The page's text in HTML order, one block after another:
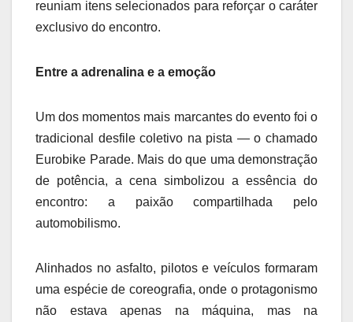
reuniam itens selecionados para reforçar o caráter
exclusivo do encontro.
Entre a adrenalina e a emoção
Um dos momentos mais marcantes do evento foi o
tradicional desfile coletivo na pista — o chamado
Eurobike Parade. Mais do que uma demonstração
de potência, a cena simbolizou a essência do
encontro: a paixão compartilhada pelo
automobilismo.
Alinhados no asfalto, pilotos e veículos formaram
uma espécie de coreografia, onde o protagonismo
não estava apenas na máquina, mas na